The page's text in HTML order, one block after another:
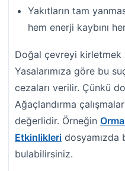
Yakıtların tam
hem enerji kaybını
Doğal çevreyi kirletmek
Yasalarımıza göre bu
cezaları verilir. Çünkü
Ağaçlandırma
değerlidir. Örneğin
Etkinlikleri
bulabilirsiniz.